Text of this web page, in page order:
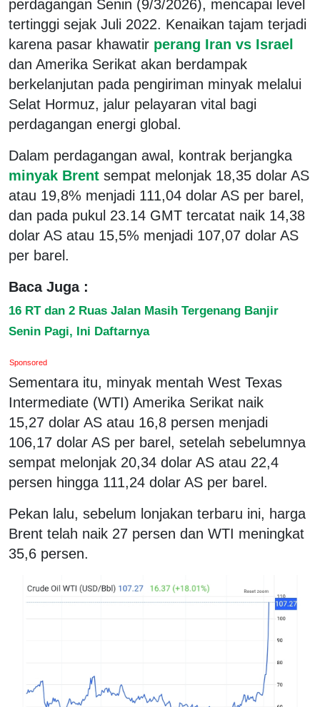
perdagangan Senin (9/3/2026), mencapai level
tertinggi sejak Juli 2022. Kenaikan tajam terjadi
karena pasar khawatir perang Iran vs Israel
dan Amerika Serikat akan berdampak
berkelanjutan pada pengiriman minyak melalui
Selat Hormuz, jalur pelayaran vital bagi
perdagangan energi global.
Dalam perdagangan awal, kontrak berjangka
minyak Brent sempat melonjak 18,35 dolar AS
atau 19,8% menjadi 111,04 dolar AS per barel,
dan pada pukul 23.14 GMT tercatat naik 14,38
dolar AS atau 15,5% menjadi 107,07 dolar AS
per barel.
Baca Juga :
16 RT dan 2 Ruas Jalan Masih Tergenang Banjir
Senin Pagi, Ini Daftarnya
Sponsored
Sementara itu, minyak mentah West Texas
Intermediate (WTI) Amerika Serikat naik
15,27 dolar AS atau 16,8 persen menjadi
106,17 dolar AS per barel, setelah sebelumnya
sempat melonjak 20,34 dolar AS atau 22,4
persen hingga 111,24 dolar AS per barel.
Pekan lalu, sebelum lonjakan terbaru ini, harga
Brent telah naik 27 persen dan WTI meningkat
35,6 persen.